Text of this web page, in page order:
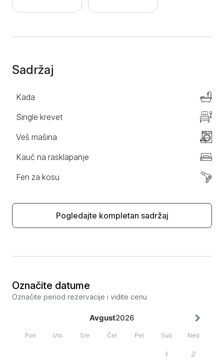
izvanredan pogled na jezero, dolinu i planinske
Sadržaj
Kada
Single krevet
Veš mašina
Kauč na rasklapanje
Fen za kosu
Pogledajte kompletan sadržaj
Označite datume
Označite period rezervacije i vidite cenu